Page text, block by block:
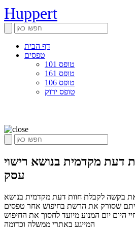
Huppert
דף הבית
טפסים
טופס 101
טופס 161
טופס 106
טופס ירוק
דעת מקדמית בנושא רישוי
עסק
בקשה לקבלת חוות דעת מקדמית בנושא
שסורק את הרשת בחיפוש אחר טפסים
היום יום המנוע מיועד לחסוך את החיפוש
המייגע באתרי ממשלה וכדומה